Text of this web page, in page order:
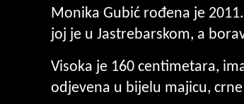
Monika Gubić rođena je
joj je u Jastrebarskom, a
Visoka je 160 centimetara,
odjevena u bijelu majicu,